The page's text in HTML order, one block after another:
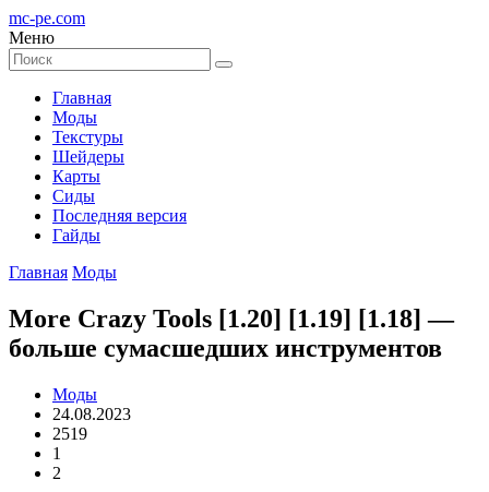
mc-pe.com
Меню
Главная
Моды
Текстуры
Шейдеры
Карты
Сиды
Последняя версия
Гайды
Главная Моды
More Crazy Tools [1.20] [1.19] [1.18] —
больше сумасшедших инструментов
Моды
24.08.2023
2519
1
2